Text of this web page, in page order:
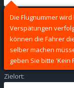
Die Flugnummer
Verspätungen
können die Fahrer
selber machen
geben Sie bitte 'Kein
Zielort: